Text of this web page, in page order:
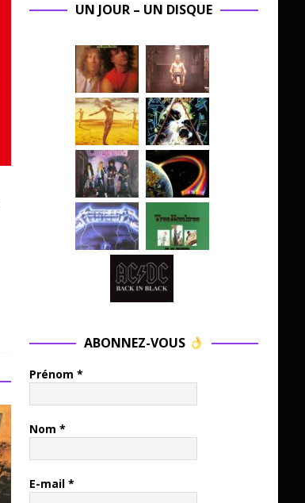
UN JOUR – UN DISQUE
ABONNEZ-VOUS
Prénom *
Nom *
E-mail *